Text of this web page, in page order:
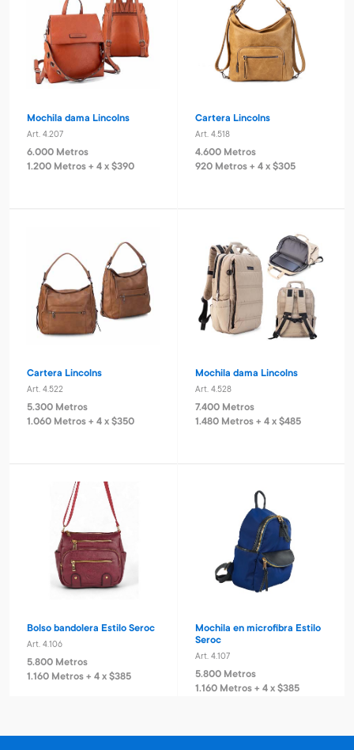
Mochila dama Lincolns
Art. 4.207
6.000 Metros
1.200 Metros + 4 x $390
Cartera Lincolns
Art. 4.518
4.600 Metros
920 Metros + 4 x $305
Cartera Lincolns
Art. 4.522
5.300 Metros
1.060 Metros + 4 x $350
Mochila dama Lincolns
Art. 4.528
7.400 Metros
1.480 Metros + 4 x $485
Bolso bandolera Estilo Seroc
Art. 4.106
5.800 Metros
1.160 Metros + 4 x $385
Mochila en microfibra Estilo
Seroc
Art. 4.107
5.800 Metros
1.160 Metros + 4 x $385